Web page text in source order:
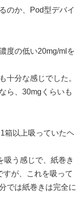
のか、Pod型デバイ
度の低い20mg/mlを
十分な感じでした。
ら、30mgくらいも
箱以上吸っていたヘ
吸う感じで、紙巻き
すが、これを吸って
では紙巻きは完全に